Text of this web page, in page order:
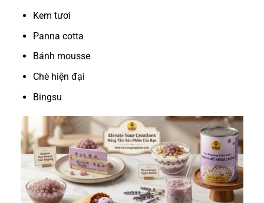
Kem tươi
Panna cotta
Bánh mousse
Chè hiện đại
Bingsu